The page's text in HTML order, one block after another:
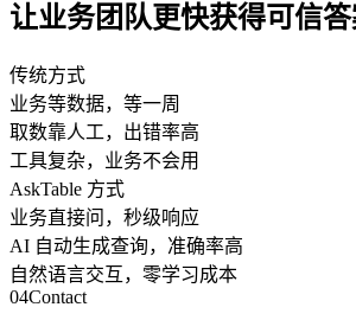
让业务团队更快获得可信答
传统方式
业务等数据，等一周
取数靠人工，出错率高
工具复杂，业务不会用
AskTable 方式
业务直接问，秒级响应
AI 自动生成查询，准确率高
自然语言交互，零学习成本
04Contact